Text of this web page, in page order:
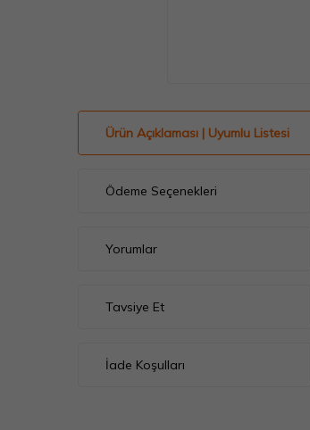
Ürün Açıklaması | Uyumlu Listesi
Ödeme Seçenekleri
Yorumlar
Tavsiye Et
İade Koşulları